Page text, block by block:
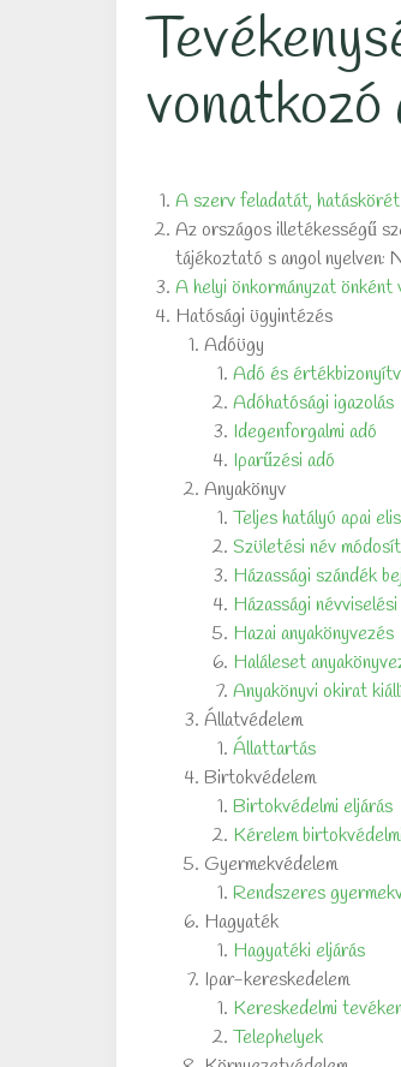
vonatkozó
A szerv feladatát,
Az országos illetékességű
tájékoztató s angol nyelven:
A helyi önkormányzat önként
Hatósági ügyintézés
Adóügy
Adó és
Adóhatósági igazolás
Idegenforgalmi adó
Iparűzési adó
Anyakönyv
Teljes hatályú apai
Születési név
Házassági szándék
Házassági
Hazai anyakönyvezés
Haláleset
Anyakönyvi okirat
Állatvédelem
Állattartás
Birtokvédelem
Birtokvédelmi eljárás
Kérelem
Gyermekvédelem
Rendszeres
Hagyaték
Hagyatéki eljárás
Ipar-kereskedelem
Kereskedelmi
Telephelyek